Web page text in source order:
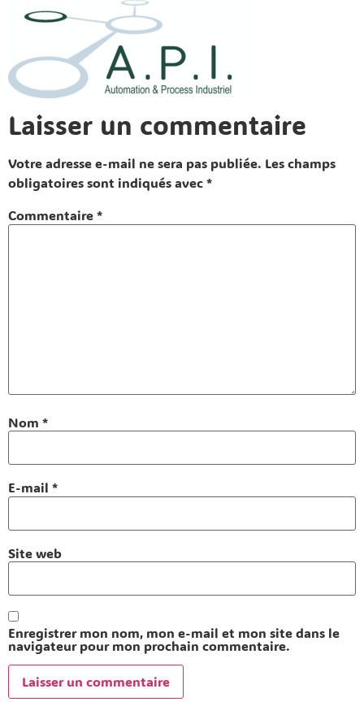
Laisser un commentaire
Votre adresse e-mail ne sera pas publiée. Les champs
obligatoires sont indiqués avec*
Commentaire*
Nom *
E-mail *
Site web
Enregistrer mon nom, mon e-mail et mon site dans le
navigateur pour mon prochain commentaire.